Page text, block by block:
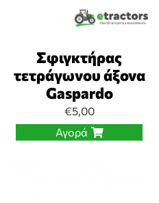
Σφιγκτήρας
τετράγωνου άξονα
Gaspardo
€5,00
Αγορά